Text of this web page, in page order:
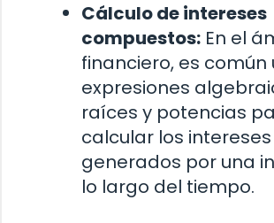
Cálculo de intereses
compuestos: En el
financiero, es común
expresiones
raíces y potencias
calcular los intereses
generados por una
lo largo del tiempo.